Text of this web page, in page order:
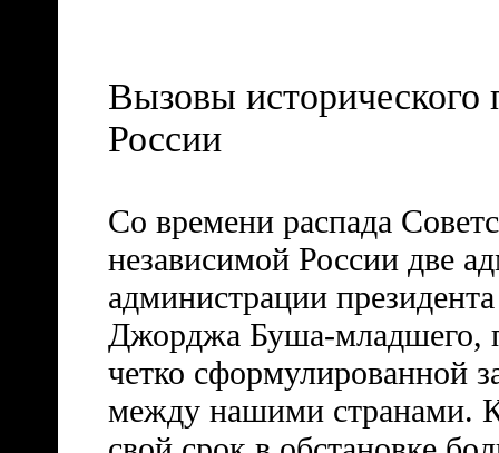
Вызовы
России
Со времени распада
независимой России две
администрации
Джорджа Буша-младшего,
четко сформулированной
между нашими странами.